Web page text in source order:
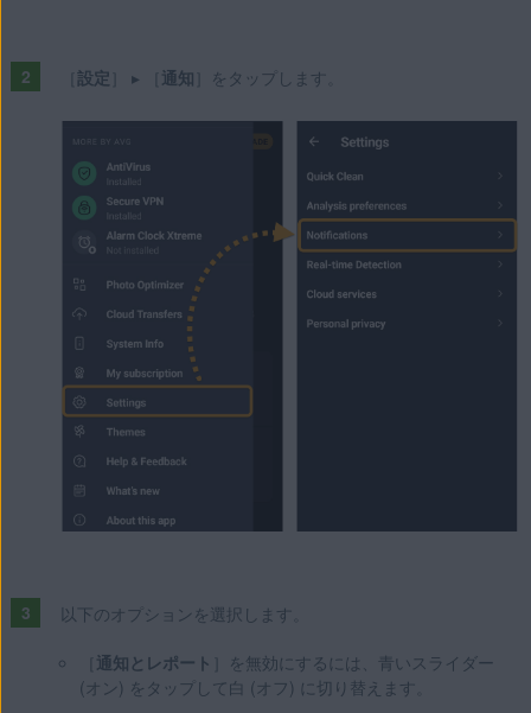
設定 ］ ▸ ［ 通知 ］をタップします。
以下のオプションを選択します。
通知とレポート
］を無効にするには、青いスライダー
(オン) をタップして白 (オフ) に切り替えます。